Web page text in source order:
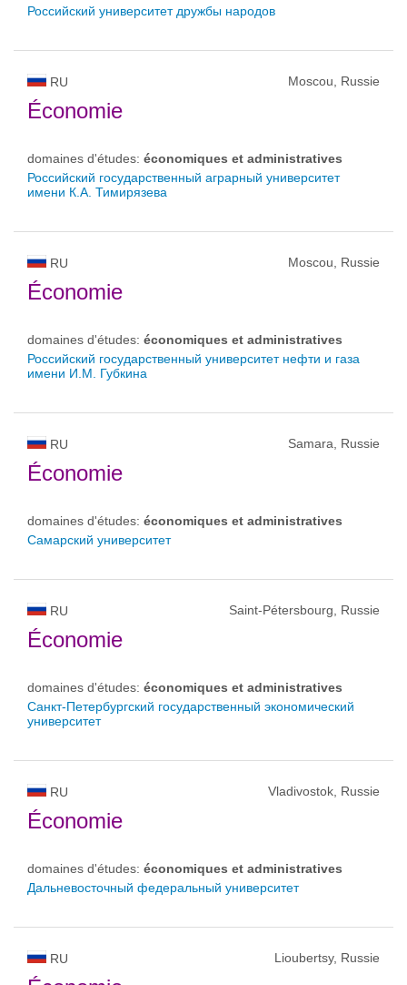
Российский университет дружбы народов
RU Moscou, Russie
Économie
domaines d'études: économiques et administratives
Российский государственный аграрный университет
имени К.А. Тимирязева
RU Moscou, Russie
Économie
domaines d'études: économiques et administratives
Российский государственный университет нефти и газа
имени И.М. Губкина
RU Samara, Russie
Économie
domaines d'études: économiques et administratives
Самарский университет
RU Saint-Pétersbourg, Russie
Économie
domaines d'études: économiques et administratives
Санкт-Петербургский государственный экономический
университет
RU Vladivostok, Russie
Économie
domaines d'études: économiques et administratives
Дальневосточный федеральный университет
RU Lioubertsy, Russie